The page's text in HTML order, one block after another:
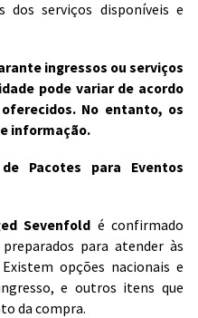
dos serviços disponíveis e
ingressos ou serviços
pode variar de acordo
No entanto, os
informação.
Pacotes para Eventos
Sevenfold é confirmado
para atender às
opções nacionais e
e outros itens que
da compra.